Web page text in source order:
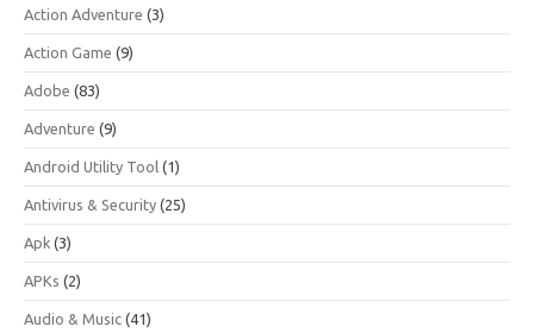
Action Adventure (3)
Action Game (9)
Adobe (83)
Adventure (9)
Android Utility Tool (1)
Antivirus & Security (25)
Apk (3)
APKs (2)
Audio & Music (41)